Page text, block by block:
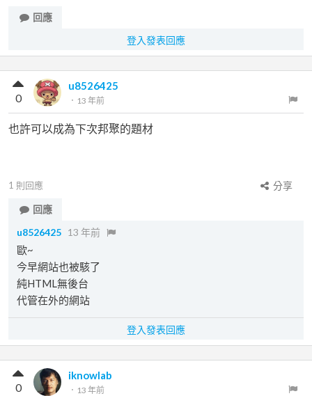
回應
登入發表回應
u8526425
． 13 年前
0
也許可以成為下次邦聚的題材
1 則回應
分享
回應
u8526425 13 年前
歐~
今早網站也被駭了
純HTML無後台
代管在外的網站
登入發表回應
iknowlab
． 13 年前
0